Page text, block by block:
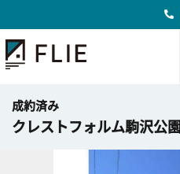
成約済み
クレストフォルム駒沢公園